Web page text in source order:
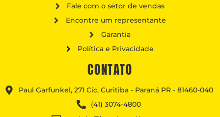
Fale com o setor de vendas
Encontre um representante
Garantia
Política e Privacidade
CONTATO
Paul Garfunkel, 271 Cic, Curitiba - Paraná PR - 81460-040
(41) 3074-4800